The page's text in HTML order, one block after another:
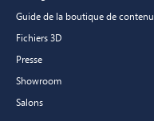
Guide de la boutique de contenu
Fichiers 3D
Presse
Showroom
Salons